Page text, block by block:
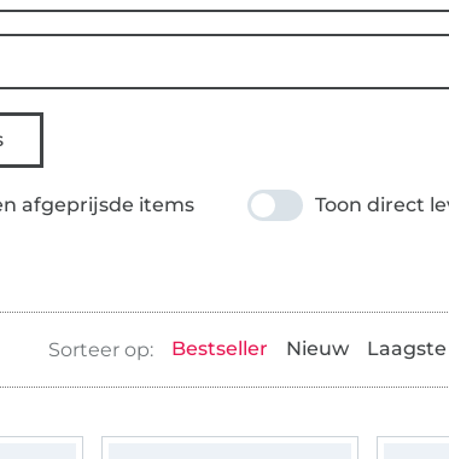
afgeprijsde items Toon direct
Bestseller Nieuw